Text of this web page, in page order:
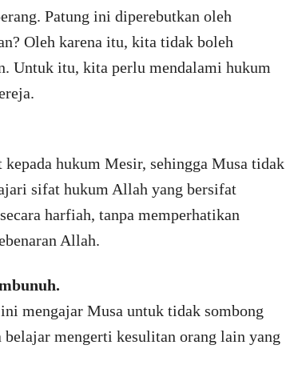
Patung ini diperebutkan oleh
Oleh karena itu, kita tidak boleh
Untuk itu, kita perlu mendalami hukum
hukum Mesir, sehingga Musa tidak
sifat hukum Allah yang bersifat
harfiah, tanpa memperhatikan
Allah.
mengajar Musa untuk tidak sombong
mengerti kesulitan orang lain yang